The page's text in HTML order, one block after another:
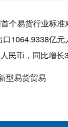
个易货行业标
1064.9338亿
民币，同比增长
型易货贸易